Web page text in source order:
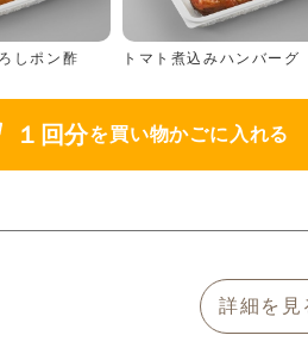
しポン酢 トマト煮込みハンバーグ
１回分を買い物かごに入れる
詳細を見